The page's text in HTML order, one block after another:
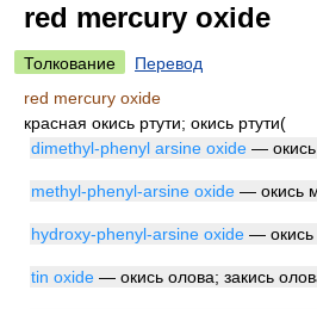
red mercury oxide
Толкование
Перевод
red mercury oxide
красная окись ртути; окись ртути(
dimethyl-phenyl arsine oxide —
methyl-phenyl-arsine oxide — окись
hydroxy-phenyl-arsine oxide — окись
tin oxide — окись олова; закись